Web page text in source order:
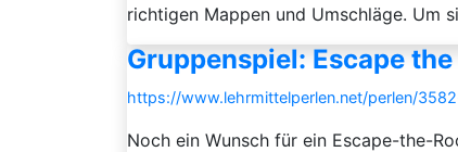
richtigen Mappen und Umschläge. Um
Gruppenspiel: Escape
https://www.lehrmittelperlen.net/perlen/
Noch ein Wunsch für ein Escape-the-